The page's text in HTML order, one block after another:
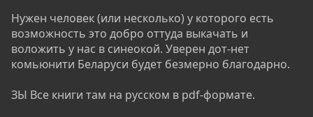
Нужен человек (или несколько) у которого есть
возможность это добро оттуда выкачать и
воложить у нас в синеокой. Уверен дот-нет
комьюнити Беларуси будет безмерно благодарно.
ЗЫ Все книги там на русском в pdf-формате.